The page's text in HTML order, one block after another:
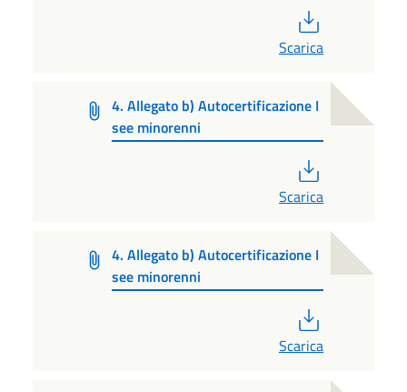
Scarica
4. Allegato b) Autocertificazione I
see minorenni
Scarica
4. Allegato b) Autocertificazione I
see minorenni
Scarica